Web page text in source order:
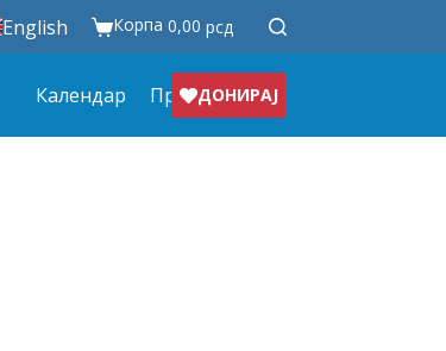
English Корпа 0,00 рсд
Календар Продавница
ДОНИРАЈ